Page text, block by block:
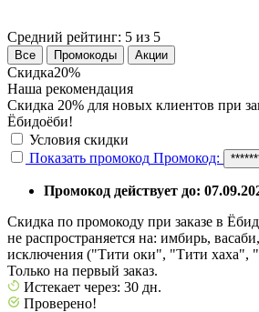
Средний рейтинг: 5 из 5
Все Промокоды Акции
Скидка20%
Наша рекомендация
Скидка 20% для новых клиентов при
Ёбидоёби!
Условия скидки
Показать промокод Промокод:
Промокод действует до:
Скидка по промокоду при заказе в
не распространяется на: имбирь,
исключения ("Тити оки", "Тити
Только на первый заказ.
Истекает через: 30 дн.
Проверено!